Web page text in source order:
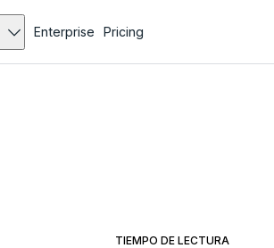
Enterprise Pricing
TIEMPO DE LECTURA